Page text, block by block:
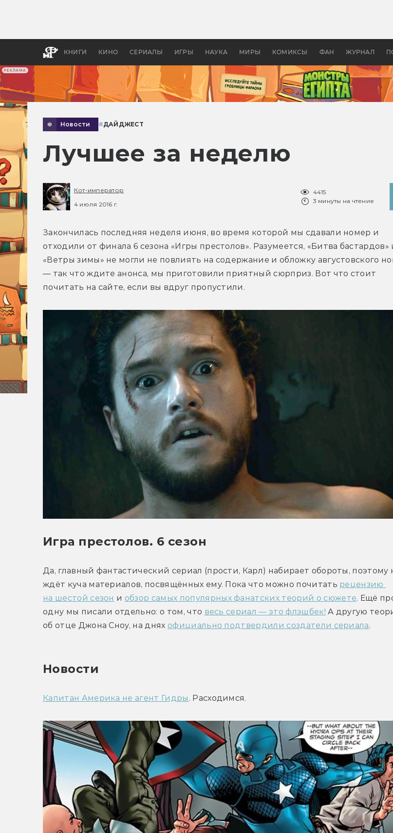
РЕКЛАМА
КНИГИ КИНО СЕРИАЛЫ ИГРЫ НАУКА МИРЫ КОМИКСЫ ФАН ЖУРНАЛ
бы «Властелина колец»
Древней
Новости #ДАЙДЖЕСТ
Лучшее за неделю
Кот-император
4 июля 2016 г.
4415
3 минуты на чтение
Закончилась последняя неделя июня, во время которой мы сдавали номер и
отходили от финала 6 сезона «Игры престолов». Разумеется, «Битва бастардов»
«Ветры зимы» не могли не повлиять на содержание и обложку августовского
— так что ждите анонса, мы приготовили приятный сюрприз. Вот что стоит
почитать на сайте, если вы вдруг пропустили.
Игра престолов. 6 сезон
Да, главный фантастический сериал (прости, Карл) набирает обороты, поэтому
ждёт куча материалов, посвящённых ему. Пока что можно почитать рецензию
на шестой сезон и обзор самых популярных фанатских теорий о сюжете. Ещё
одну мы писали отдельно: о том, что весь сериал — это флэшбек! А другую
об отце Джона Сноу, на днях официально подтвердили создатели сериала.
Новости
Капитан Америка не агент Гидры . Расходимся.